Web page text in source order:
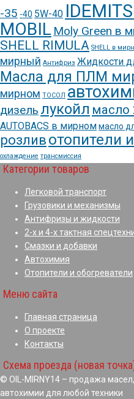
-35 -40 5W-40
MOBIL Moly Green в
SHELL RIMULA SHELL в
мирный Антифриз Жидкости
Масла для ПЛМ
мирном ТОСОЛ
дизель лукойл масло
AUTOBACS в мирноммасло
розливотопители
охлаждение трансмиссия
Категории товаров
Легковой транспорт
Грузовики и механизмы
Антифризы и жидкости
2-х и 4-х тактная
Смазки и добавки
Автохимия
Отопители и обогреватели
Меню сайта
Главная страница
О проекте
Контакты
Схема проезда (новая
© OIL-MIRNY14 – продажа
автохимии для любой техники